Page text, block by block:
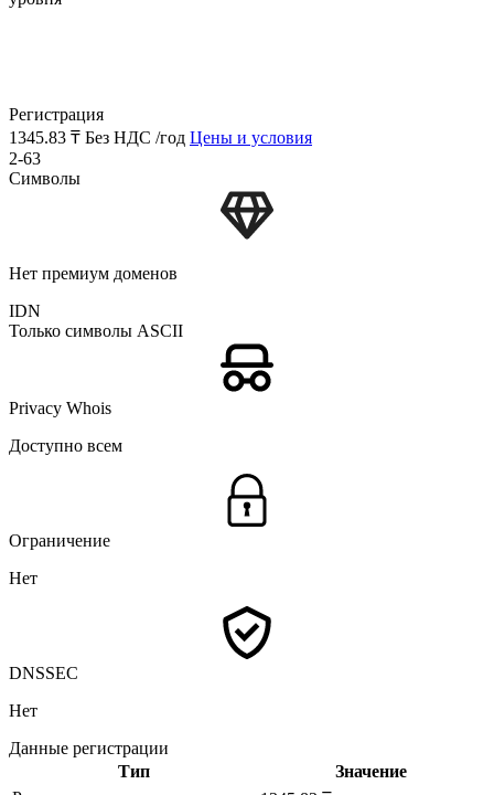
Регистрация
1345.83 ₸ Без НДС /год Цены и условия
2-63
Символы
Нет премиум доменов
IDN
Только символы ASCII
Privacy Whois
Доступно всем
Ограничение
Нет
DNSSEC
Нет
Данные регистрации
Тип
Значение